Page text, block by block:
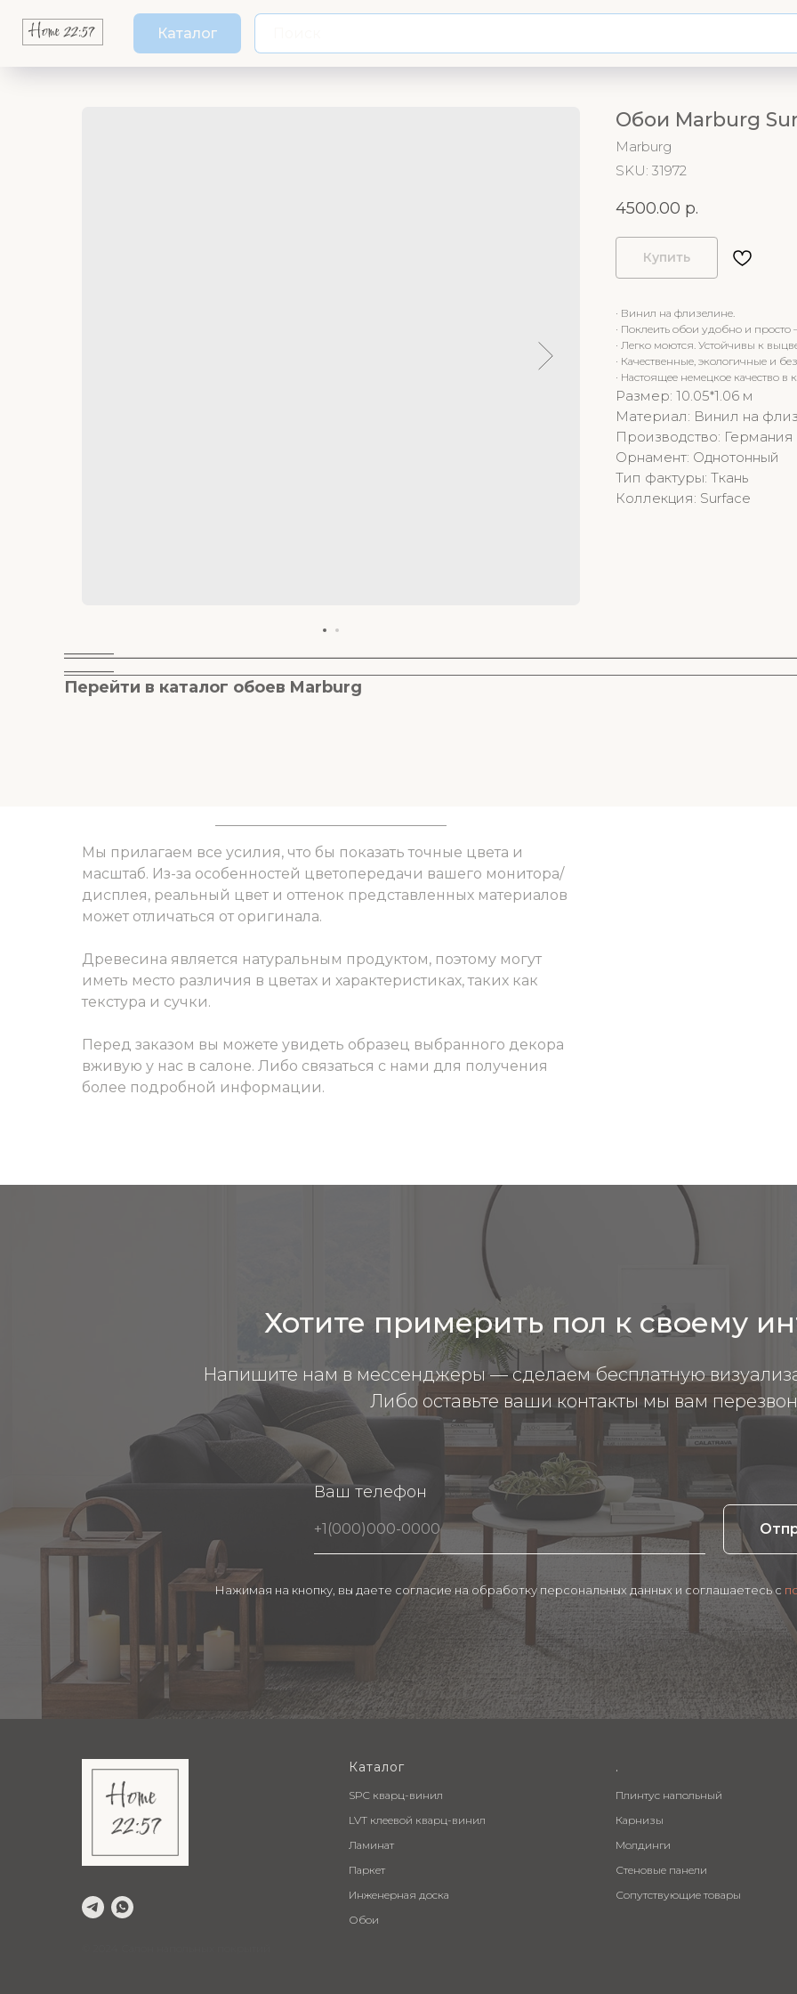
Каталог
Обои Marburg
Marburg
SKU: 31972
4500.00 р.
Купить
· Винил на флизелине.
· Поклеить обои удобно и просто
· Легко моются. Устойчивы к
· Качественные, экологичные и
· Настоящее немецкое качество в
Размер: 10.05*1.06 м
Материал: Винил на
Производство: Германия
Орнамент: Однотонный
Тип фактуры: Ткань
Коллекция: Surface
Перейти в каталог обоев Marburg
Мы прилагаем все усилия, что бы показать точные цвета и
масштаб. Из-за особенностей цветопередачи вашего монитора/
дисплея, реальный цвет и оттенок представленных материалов
может отличаться от оригинала.
Древесина является натуральным продуктом, поэтому могут
иметь место различия в цветах и характеристиках, таких как
текстура и сучки.
Перед заказом вы можете увидеть образец выбранного декора
вживую у нас в салоне. Либо связаться с нами для получения
более подробной информации.
Хотите примерить пол к своему
Напишите нам в мессенджеры — сделаем бесплатную
Либо оставьте ваши контакты мы вам
Ваш телефон
Нажимая на кнопку, вы даете согласие на обработку персональных данных и соглашаетесь c
Каталог
SPC кварц-винил
LVT клеевой кварц-винил
Ламинат
Паркет
Инженерная доска
Обои
.
Плинтус напольный
Карнизы
Молдинги
Стеновые панели
Сопутствующие товары